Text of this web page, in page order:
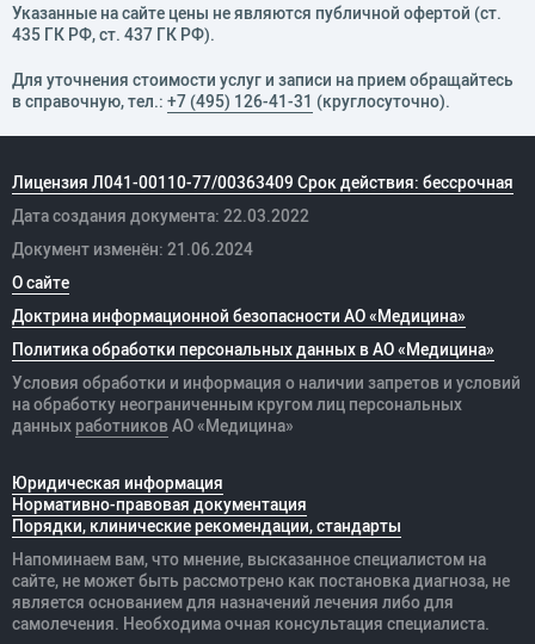
Указанные на сайте цены не являются публичной офертой (ст.
435 ГК РФ, cт. 437 ГК РФ).
Для уточнения стоимости услуг и записи на прием обращайтесь
в справочную, тел.: +7 (495) 126-41-31 (круглосуточно).
Лицензия Л041-00110-77/00363409 Срок действия: бессрочная
Дата создания документа: 22.03.2022
Документ изменён: 21.06.2024
О сайте
Доктрина информационной безопасности АО «Медицина»
Политика обработки персональных данных в АО «Медицина»
Условия обработки и информация о наличии запретов и условий
на обработку неограниченным кругом лиц персональных
данных работников АО «Медицина»
Юридическая информация
Нормативно-правовая документация
Порядки, клинические рекомендации, стандарты
Напоминаем вам, что мнение, высказанное специалистом на
сайте, не может быть рассмотрено как постановка диагноза, не
является основанием для назначений лечения либо для
самолечения. Необходима очная консультация специалиста.